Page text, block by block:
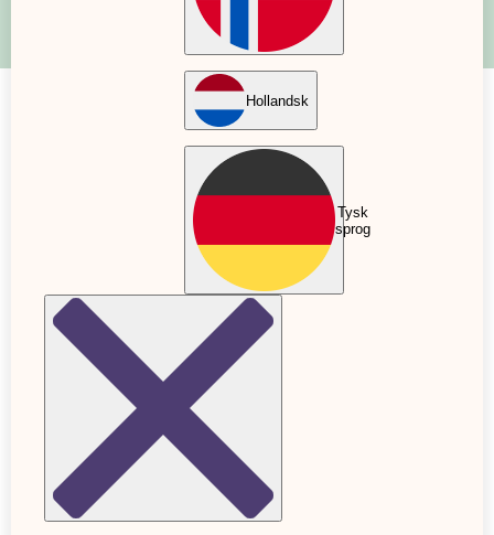
Hvordan håndterer man ufrivillig
Opdateret: 20. november 2022
Et stort ønske om børn og uvisheden om, hvornår
det ønske bliver opfyldt, kan føles utroligt hårdt,
udfordrende og uretfærdigt. Hvorfor er det så let
for nogle mennesker at blive gravide, mens andre
må kæmpe i lang tid? Der er ofte en forklaring og
hjælp at hente, men i nogle tilfælde kan man ikke
se nogen grund til den manglende succes.
Hvorfor er det svært at blive gravid?
Hollandsk
Tysk
sprog